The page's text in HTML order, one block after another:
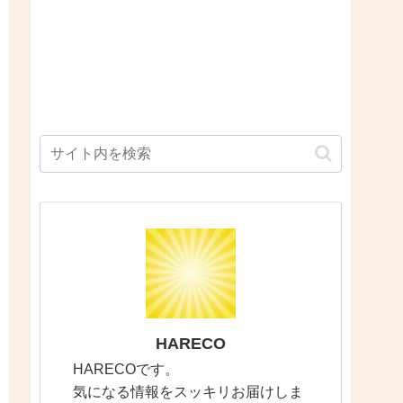
HARECO
HARECOです。
気になる情報をスッキリお届けしま